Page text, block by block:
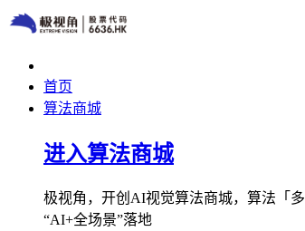
首页
算法商城
进入算法商城
极视角，开创AI视觉算法商城，算法「
“AI+全场景”落地